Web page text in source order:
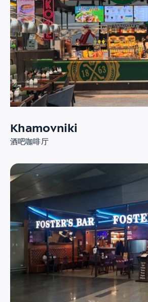
Khamovniki
酒吧咖啡厅